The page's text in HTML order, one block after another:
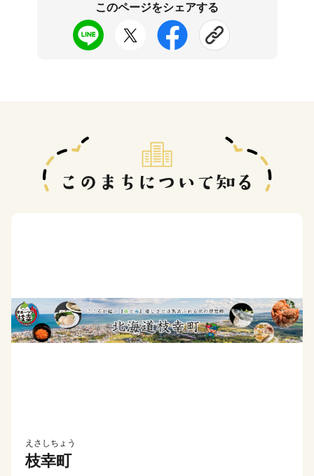
このページをシェアする
えさしちょう
枝幸町